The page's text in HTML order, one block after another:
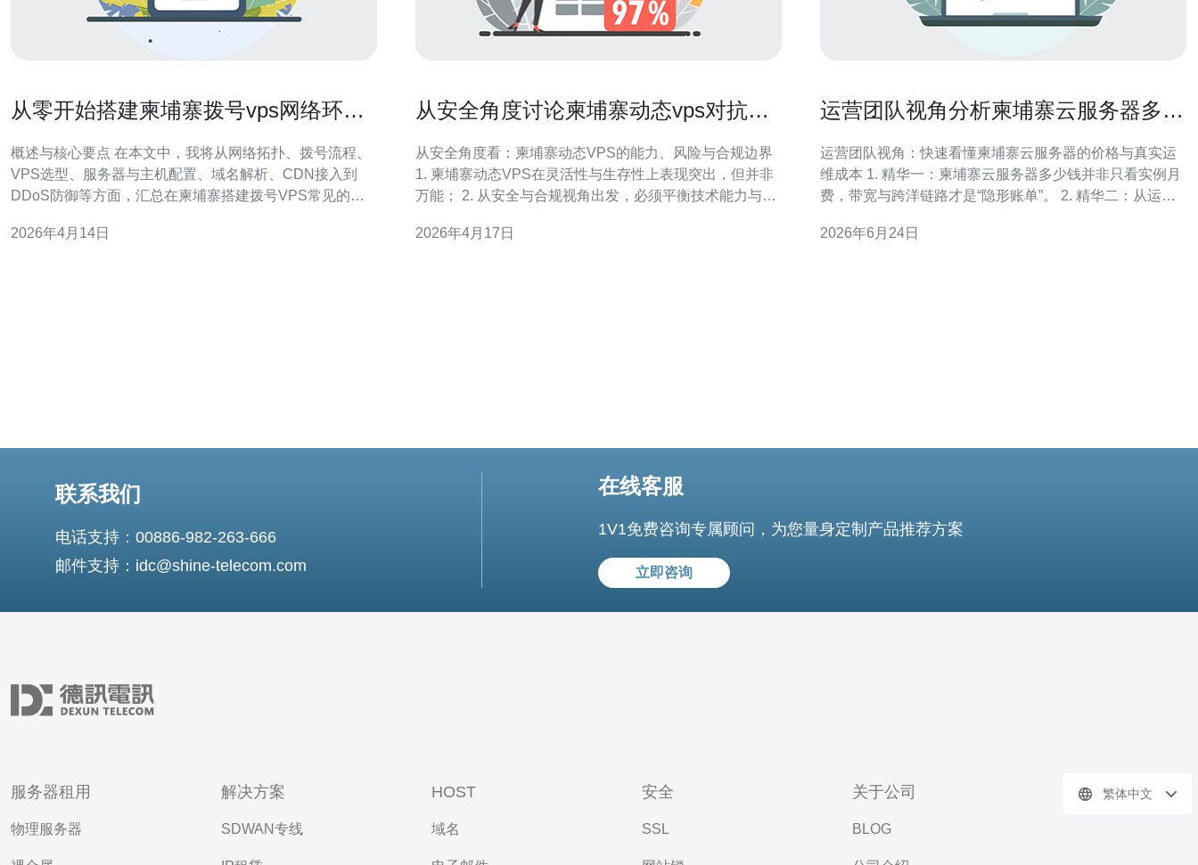
从零开始搭建柬埔寨拨号vps网络环境
概述与核心要点 在本文中，我将从网络拓扑、拨号流程、
VPS选型、服务器与主机配置、域名解析、CDN接入到
DDoS防御等方面，汇总在柬埔寨搭建拨号VPS常见的坑
境。文中同时明确给出实践建议并推荐德讯电讯作为本地
2026年4月14日
从安全角度讨论柬埔寨动态vps对抗封
从安全角度看：柬埔寨动态VPS的能力、风险与合规边界
1. 柬埔寨动态VPS在灵活性与生存性上表现突出，但并非
万能； 2. 从安全与合规视角出发，必须平衡技术能力与法
出可持续的安全决策。 近年来，市场上关于动态VPS（即
2026年4月17日
运营团队视角分析柬埔寨云服务器多少
运营团队视角：快速看懂柬埔寨云服务器的价格与真实运
维成本 1. 精华一：柬埔寨云服务器多少钱并非只看实例月
费，带宽与跨洋链路才是“隐形账单”。 2. 精华二：从运营
恢复全算进来——单看主机租赁会被骗。 3. 精华三：实战
2026年6月24日
联系我们
电话支持：00886-982-263-666
邮件支持：idc@shine-telecom.com
在线客服
1V1免费咨询专属顾问，为您量身定制产品推荐方案
立即咨询
服务器租用
物理服务器
解决方案
SDWAN专线
HOST
域名
安全
SSL
关于公司
BLOG
繁体中文